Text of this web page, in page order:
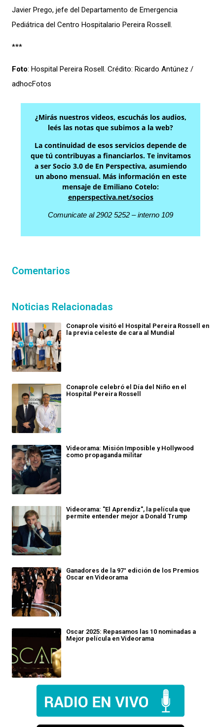
Javier Prego, jefe del Departamento de Emergencia
Pediátrica del Centro Hospitalario Pereira Rossell.
***
Foto: Hospital Pereira Rosell. Crédito: Ricardo Antúnez /
adhocFotos
¿Mirás nuestros videos, escuchás los audios,
leés las notas que subimos a la web?
La continuidad de esos servicios depende de
que tú contribuyas a financiarlos. Te invitamos
a ser Socio 3.0 de En Perspectiva, asumiendo
un abono mensual. Más información en este
mensaje de Emiliano Cotelo:
enperspectiva.net/socios
Comunicate al 2902 5252 – interno 109
Comentarios
Noticias Relacionadas
Conaprole visitó el Hospital Pereira Rossell en
la previa celeste de cara al Mundial
Conaprole celebró el Día del Niño en el
Hospital Pereira Rossell
Videorama: Misión Imposible y Hollywood
como propaganda militar
Videorama: "El Aprendiz", la película que
permite entender mejor a Donald Trump
Ganadores de la 97° edición de los Premios
Oscar en Videorama
Oscar 2025: Repasamos las 10 nominadas a
Mejor película en Videorama